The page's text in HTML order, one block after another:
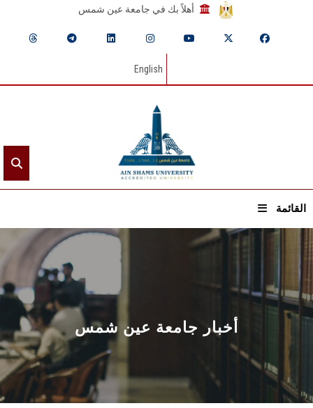
أهلاً بك في جامعة عين شمس
English
القائمة
الرئيسيـة
عن الجامعة
القطاعـات
الشئون الأكاديمية
البحث العلمي
أخبار جامعة عين شمس